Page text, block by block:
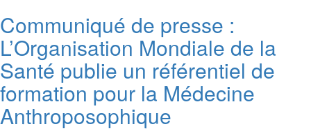
Communiqué de presse :
L’Organisation Mondiale de la
Santé publie un référentiel de
formation pour la Médecine
Anthroposophique